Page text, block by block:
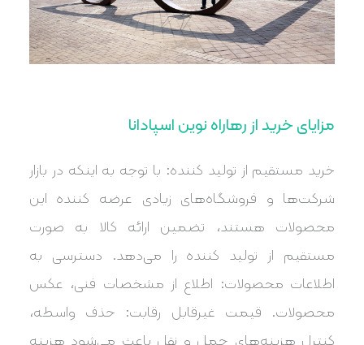
مزایای خرید از رهاراه نوین اسپادانا
خرید مستقیم از تولید کننده: با توجه به اینکه در بازار
شرکت‌ها و فروشگاه‌های زیادی عرضه کننده این
محصولات هستند، تضمین ارائه کالا به صورت
مستقیم از تولید کننده را می‌دهد. دسترسی به
اطلاعات محصولات: اطلاع از مشخصات فنی، عکس
محصولات. قیمت غیرقابل رقابت: حذف واسطه،
کنترل هزینه‌های حمل و نقل باعث می‌شود هزینه